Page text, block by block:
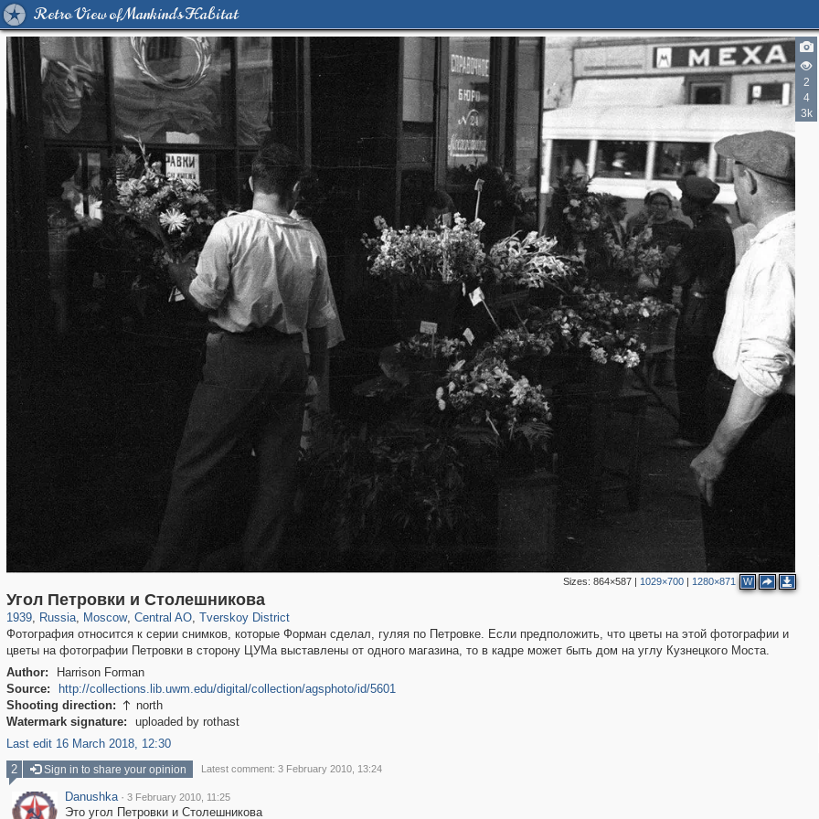
Retro View of Mankind's Habitat
2
4
3k
Sizes: 864×587| 1029×700| 1280×871 W
Угол Петровки и Столешникова
1939, Russia
1,406,803 29,243
, Moscow
319,864 8,286
, Central AO
160,012 5,916
, Tverskoy District
53,052 2,283
Фотография относится к серии снимков, которые Форман сделал, гуляя по Петровке. Если предположить, что цветы на этой фотографии и
цветы на фотографии Петровки в сторону ЦУМа выставлены от одного магазина, то в кадре может быть дом на углу Кузнецкого Моста.
Author:
Harrison Forman
Source:
http://collections.lib.uwm.edu/digital/collection/agsphoto/id/5601
Shooting direction:  north
Watermark signature:
uploaded by rothast
Last edit 16 March 2018, 12:30
4
3
2 Sign in to share your opinion Latest comment: 3 February 2010, 13:24
Danushka · 3 February 2010, 11:25
Это угол Петровки и Столешникова